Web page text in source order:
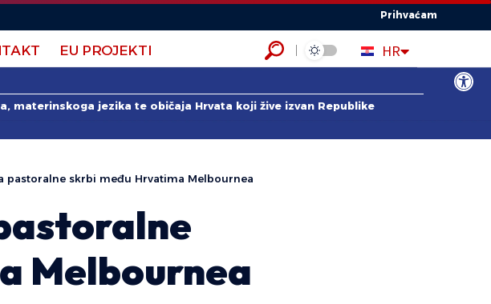
Open
Prihvaćam
EU PROJEKTI HR
EN
ES
jezika te običaja Hrvata koji žive izvan Republike
pastoralne skrbi među Hrvatima Melbournea
Melbournea